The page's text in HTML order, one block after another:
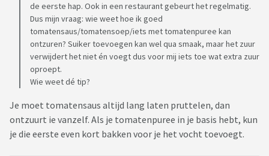
de eerste hap. Ook in een restaurant gebeurt het regelmatig.
Dus mijn vraag: wie weet hoe ik goed
tomatensaus/tomatensoep/iets met tomatenpuree kan
ontzuren? Suiker toevoegen kan wel qua smaak, maar het zuur
verwijdert het niet én voegt dus voor mij iets toe wat extra zuur
oproept.
Wie weet dé tip?
Je moet tomatensaus altijd lang laten pruttelen, dan
ontzuurt ie vanzelf. Als je tomatenpuree in je basis hebt, kun
je die eerste even kort bakken voor je het vocht toevoegt.